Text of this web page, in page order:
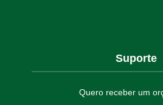
Suporte
Quero receber um